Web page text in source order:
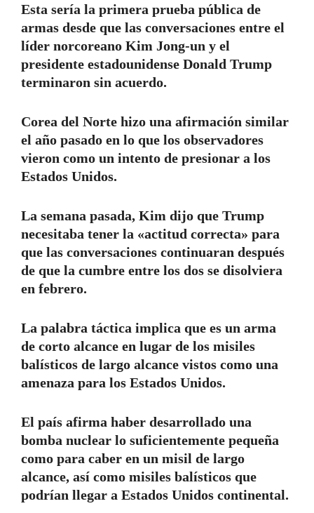
Esta sería la primera prueba pública de
armas desde que las conversaciones entre el
líder norcoreano Kim Jong-un y el
presidente estadounidense Donald Trump
terminaron sin acuerdo.
Corea del Norte hizo una afirmación similar
el año pasado en lo que los observadores
vieron como un intento de presionar a los
Estados Unidos.
La semana pasada, Kim dijo que Trump
necesitaba tener la «actitud correcta» para
que las conversaciones continuaran después
de que la cumbre entre los dos se disolviera
en febrero.
La palabra táctica implica que es un arma
de corto alcance en lugar de los misiles
balísticos de largo alcance vistos como una
amenaza para los Estados Unidos.
El país afirma haber desarrollado una
bomba nuclear lo suficientemente pequeña
como para caber en un misil de largo
alcance, así como misiles balísticos que
podrían llegar a Estados Unidos continental.